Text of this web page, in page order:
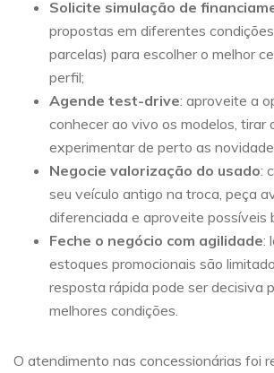
Solicite simulação de
propostas em diferentes
parcelas) para escolher o melhor
perfil;
Agende test-drive: aproveite a
conhecer ao vivo os modelos, tirar
experimentar de perto as
Negocie valorização do usado:
seu veículo antigo na troca, peça
diferenciada e aproveite possíveis
Feche o negócio com agilidade:
estoques promocionais são
resposta rápida pode ser decisiva
melhores condições.
O atendimento nas concessionárias foi